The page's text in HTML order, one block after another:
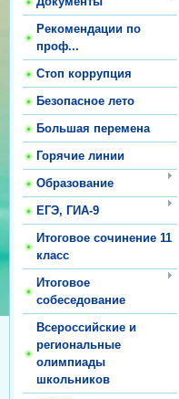
Рекомендации по
проф...
Стоп коррупция
Безопасное лето
Большая перемена
Горячие линии
Образование
ЕГЭ, ГИА-9
Итоговое сочинение 11
класс
Итоговое
собеседование
Всероссийские и
региональные
олимпиады
школьников